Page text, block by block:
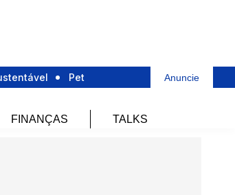
Pet Anuncie
FINANÇAS TALKS